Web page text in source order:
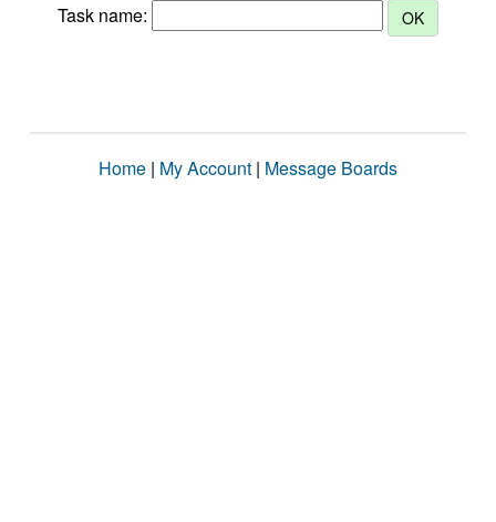
Task name:
Home | My Account | Message Boards